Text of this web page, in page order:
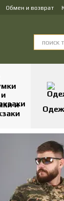
Обмен и возврат
и